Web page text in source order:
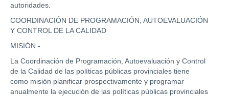
autoridades.
COORDINACIÓN DE PROGRAMACIÓN, AUTOEVALUACIÓN
Y CONTROL DE LA CALIDAD
MISIÓN.-
La Coordinación de Programación, Autoevaluación y Control
de la Calidad de las políticas públicas provinciales tiene
como misión planificar prospectivamente y programar
anualmente la ejecución de las políticas públicas provinciales